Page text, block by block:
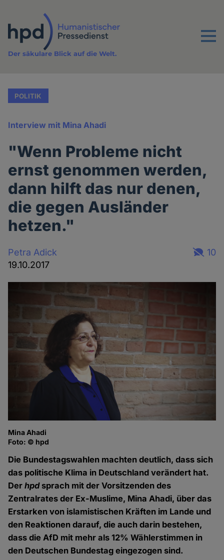
Inhalt
Menu
Der säkulare Blick auf die Welt.
POLITIK
Interview mit Mina Ahadi
"Wenn Probleme nicht
ernst genommen werden,
dann hilft das nur denen,
die gegen Ausländer
hetzen."
Petra Adick
19.10.2017
10
Mina Ahadi
Foto: © hpd
Die Bundestagswahlen machten deutlich, dass sich
das politische Klima in Deutschland verändert hat.
Derhpdsprach mit der Vorsitzenden des
Zentralrates der Ex-Muslime, Mina Ahadi, über das
Erstarken von islamistischen Kräften im Lande und
den Reaktionen darauf, die auch darin bestehen,
dass die AfD mit mehr als 12% Wählerstimmen in
den Deutschen Bundestag eingezogen sind.